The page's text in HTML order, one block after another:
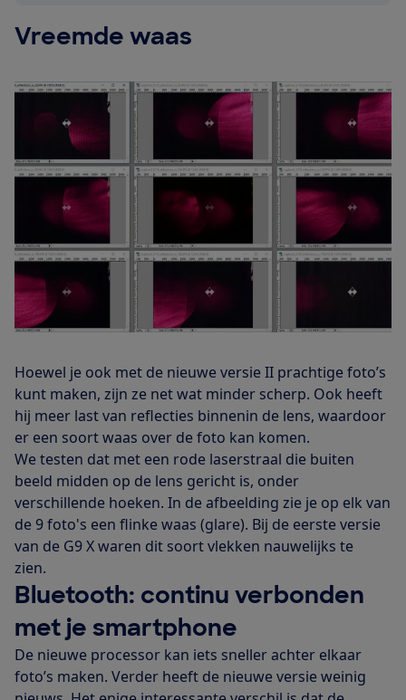
Vreemde waas
Hoewel je ook met de nieuwe versie II prachtige foto’s
kunt maken, zijn ze net wat minder scherp. Ook heeft
hij meer last van reflecties binnenin de lens, waardoor
er een soort waas over de foto kan komen.
We testen dat met een rode laserstraal die buiten
beeld midden op de lens gericht is, onder
verschillende hoeken. In de afbeelding zie je op elk van
de 9 foto's een flinke waas (glare). Bij de eerste versie
van de G9 X waren dit soort vlekken nauwelijks te
zien.
Bluetooth: continu verbonden
met je smartphone
De nieuwe processor kan iets sneller achter elkaar
foto’s maken. Verder heeft de nieuwe versie weinig